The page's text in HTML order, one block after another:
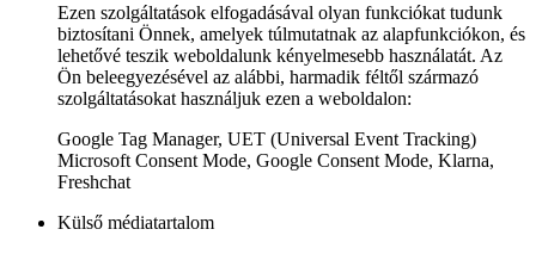
Ezen szolgáltatások elfogadásával olyan funkciókat tudunk
biztosítani Önnek, amelyek túlmutatnak az alapfunkciókon, és
lehetővé teszik weboldalunk kényelmesebb használatát. Az
Ön beleegyezésével az alábbi, harmadik féltől származó
szolgáltatásokat használjuk ezen a weboldalon:
Google Tag Manager, UET (Universal Event Tracking)
Microsoft Consent Mode, Google Consent Mode, Klarna,
Freshchat
Külső médiatartalom